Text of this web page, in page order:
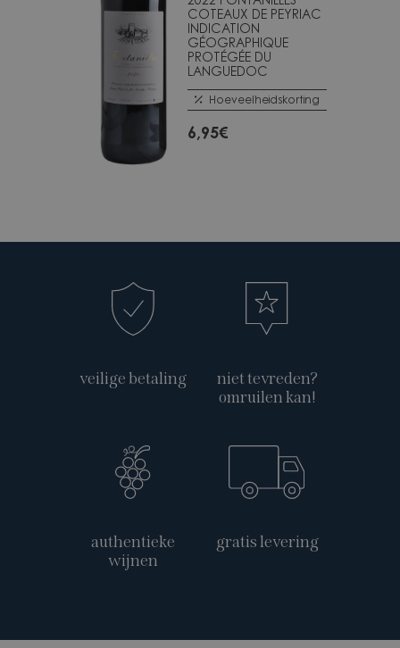
COTEAUX DE PEYRIAC
INDICATION
GÉOGRAPHIQUE
PROTÉGÉE DU
LANGUEDOC
Hoeveelheidskorting
6,95€
veilige betaling
niet tevreden?
omruilen kan!
authentieke
wijnen
gratis levering